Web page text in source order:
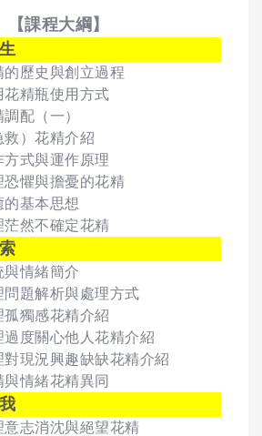
【課程大綱】
歷史與創立過程
精瓶使用方式
配（一）
）花精介紹
式與運作原理
懼與擔憂的花精
基本思想
然不確定花精
情緒簡介
題解析與處理方式
獨感花精介紹
度關心他人花精介紹
現況興趣缺缺花精介紹
情緒花精異同
志消沈與絕望花精